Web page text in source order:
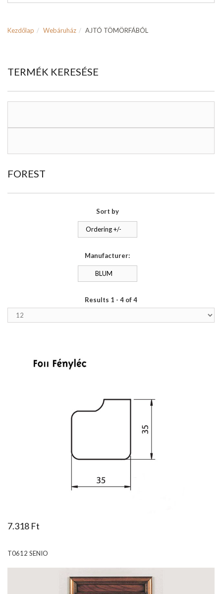
Kezdőlap Webáruház AJTÓ TÖMÖRFÁBÓL
TERMÉK KERESÉSE
FOREST
Sort by
Ordering +/-
Manufacturer:
BLUM
Results 1 - 4 of 4
7.318 Ft
T0612 SENIO